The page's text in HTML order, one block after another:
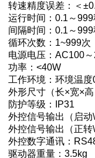
转速精度误差：＜
运行时间：0.1～
间隔时间：0.1～
循环次数：1~999次
电源电压：AC100
功率：<40W
工作环境：环境温
外形尺寸（长×宽×
防护等级：IP31
外控信号输出（启
外控信号输出（正
外控数字通讯：
驱动器重量：3.5kg